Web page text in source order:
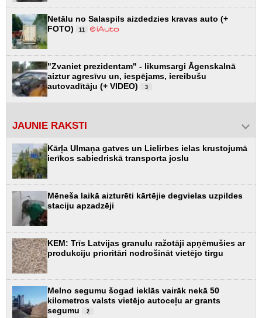
Netālu no Salaspils aizdedzies kravas auto (+
FOTO)
11
"Zvaniet prezidentam" - likumsargi Āgenskalnā
aiztur agresīvu un, iespējams, iereibušu
autovadītāju (+ VIDEO)
3
JAUNIE RAKSTI
Kārļa Ulmaņa gatves un Lielirbes ielas krustojumā
ierīkos sabiedriskā transporta joslu
Mēneša laikā aizturēti kārtējie degvielas uzpildes
staciju apzadzēji
KEM: Trīs Latvijas granulu ražotāji apņēmušies ar
produkciju prioritāri nodrošināt vietējo tirgu
Melno segumu šogad ieklās vairāk nekā 50
kilometros valsts vietējo autoceļu ar grants
segumu
2